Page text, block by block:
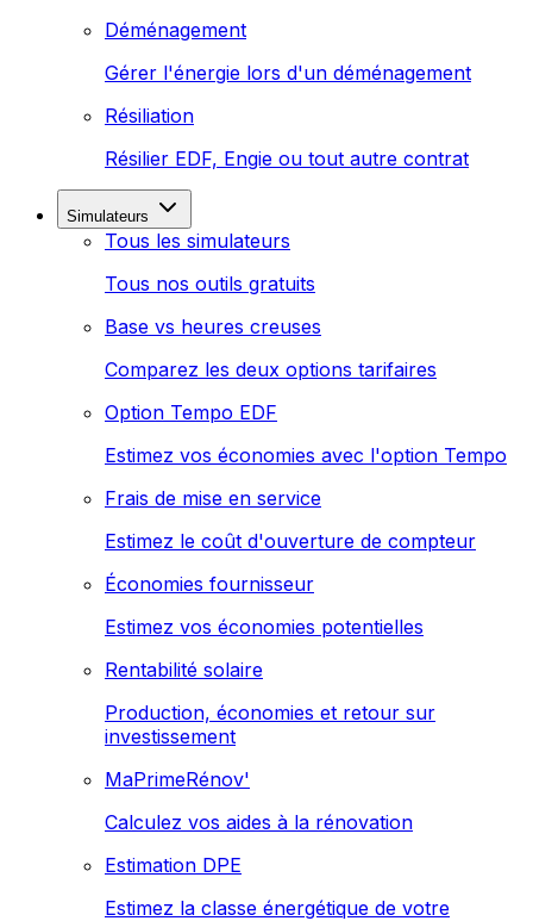
Déménagement
Gérer l'énergie lors d'un déménagement
Résiliation
Résilier EDF, Engie ou tout autre contrat
Simulateurs
Tous les simulateurs
Tous nos outils gratuits
Base vs heures creuses
Comparez les deux options tarifaires
Option Tempo EDF
Estimez vos économies avec l'option Tempo
Frais de mise en service
Estimez le coût d'ouverture de compteur
Économies fournisseur
Estimez vos économies potentielles
Rentabilité solaire
Production, économies et retour sur
investissement
MaPrimeRénov'
Calculez vos aides à la rénovation
Estimation DPE
Estimez la classe énergétique de votre